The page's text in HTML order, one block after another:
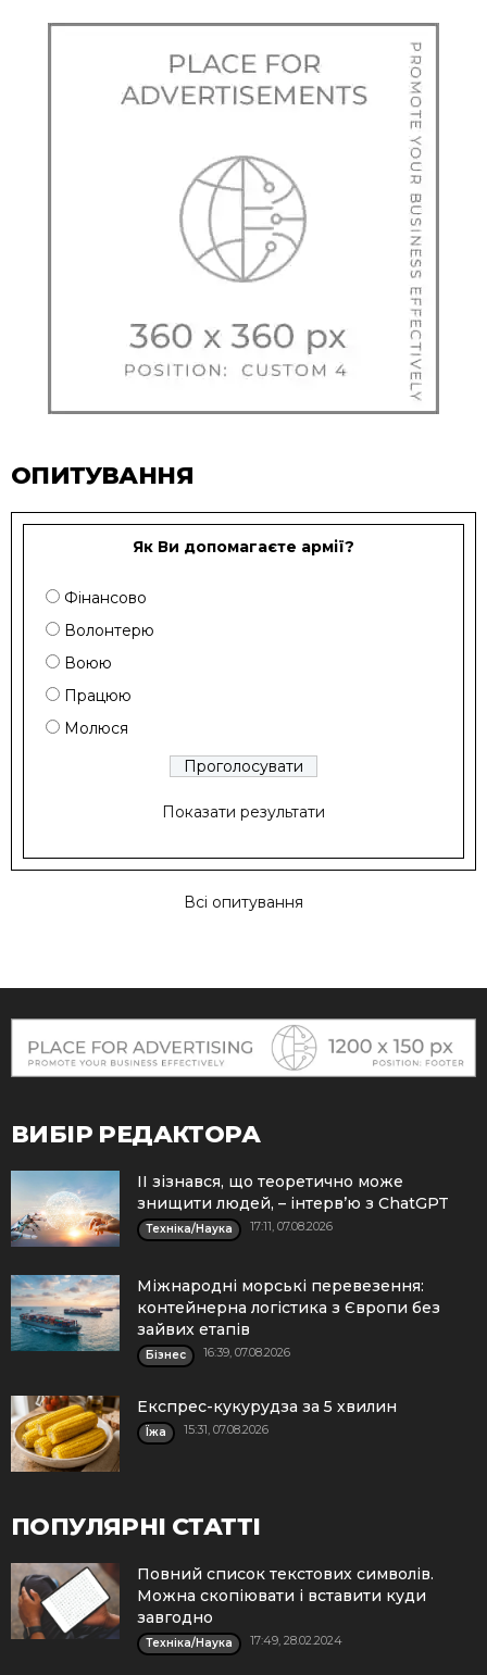
ОПИТУВАННЯ
Як Ви допомагаєте армії?
Фінансово
Волонтерю
Воюю
Працюю
Молюся
Показати результати
Всі опитування
ВИБІР РЕДАКТОРА
ІІ зізнався, що теоретично може
знищити людей, – інтерв’ю з ChatGPT
Техніка/Наука 17:11, 07.08.2026
Міжнародні морські перевезення:
контейнерна логістика з Європи без
зайвих етапів
Бізнес 16:39, 07.08.2026
Експрес-кукурудза за 5 хвилин
Їжа 15:31, 07.08.2026
ПОПУЛЯРНІ СТАТТІ
Повний список текстових символів.
Можна скопіювати і вставити куди
завгодно
Техніка/Наука 17:49, 28.02.2024